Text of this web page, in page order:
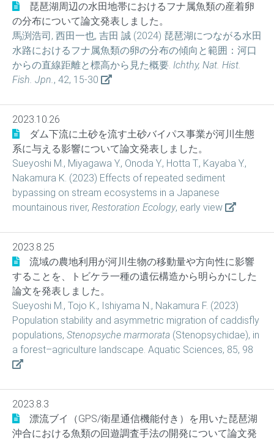
琵琶湖周辺の水田地帯におけるフナ属魚類の産着卵
の分布について論文発表しました。
馬渕浩司, 西田一也, 吉田 誠 (2024) 琵琶湖につながる水田
水路におけるフナ属魚類の卵の分布の傾向と範囲：河口
からの直線距離と標高から見た概要. Ichthy, Nat. Hist.
Fish. Jpn., 42, 15-30
2023.10.26
ダム下流に土砂を流す土砂バイパス事業が河川生態
系に与える影響について論文発表しました。
Sueyoshi M., Miyagawa Y., Onoda Y., Hotta T., Kayaba Y.,
Nakamura K. (2023) Effects of repeated sediment
bypassing on stream ecosystems in a Japanese
mountainous river, Restoration Ecology, early view
2023.8.25
流域の農地利用が河川生物の移動量や方向性に影響
することを、トビケラ一種の遺伝構造から明らかにした
論文を発表しました。
Sueyoshi M., Tojo K., Ishiyama N., Nakamura F. (2023)
Population stability and asymmetric migration of caddisfly
populations, Stenopsyche marmorata (Stenopsychidae), in
a forest–agriculture landscape. Aquatic Sciences, 85, 98
2023.8.3
漂流ブイ（GPS/衛星通信機能付き）を用いた琵琶湖
沖合における魚類の回遊調査手法の開発について論文発